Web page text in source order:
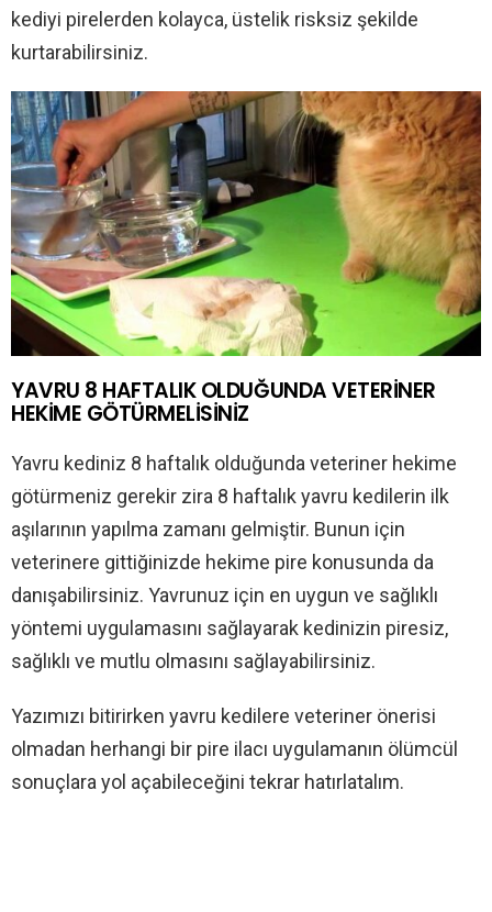
kediyi pirelerden kolayca, üstelik risksiz şekilde
kurtarabilirsiniz.
YAVRU 8 HAFTALIK OLDUĞUNDA VETERİNER
HEKİME GÖTÜRMELİSİNİZ
Yavru kediniz 8 haftalık olduğunda veteriner hekime
götürmeniz gerekir zira 8 haftalık yavru kedilerin ilk
aşılarının yapılma zamanı gelmiştir. Bunun için
veterinere gittiğinizde hekime pire konusunda da
danışabilirsiniz. Yavrunuz için en uygun ve sağlıklı
yöntemi uygulamasını sağlayarak kedinizin piresiz,
sağlıklı ve mutlu olmasını sağlayabilirsiniz.
Yazımızı bitirirken yavru kedilere veteriner önerisi
olmadan herhangi bir pire ilacı uygulamanın ölümcül
sonuçlara yol açabileceğini tekrar hatırlatalım.